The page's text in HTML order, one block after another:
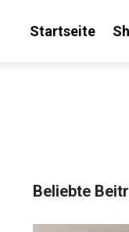
Startseite
Beliebte